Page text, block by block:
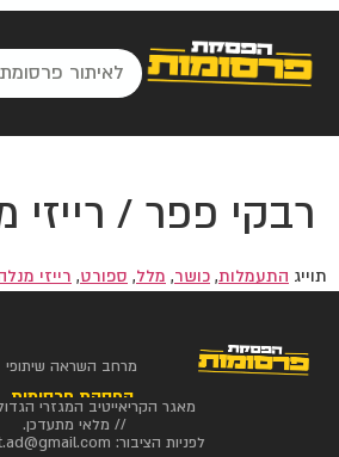
רבקי פפר / רייזי
תוייג התעמלות, כושר, מלל, ספורט, רייזי
מרחב השראה שיתופי
הפסקת פרסומות
מאגר הקריאייטיב המגזרי
// מלאי מתעדכן.
לפניות הציבור: